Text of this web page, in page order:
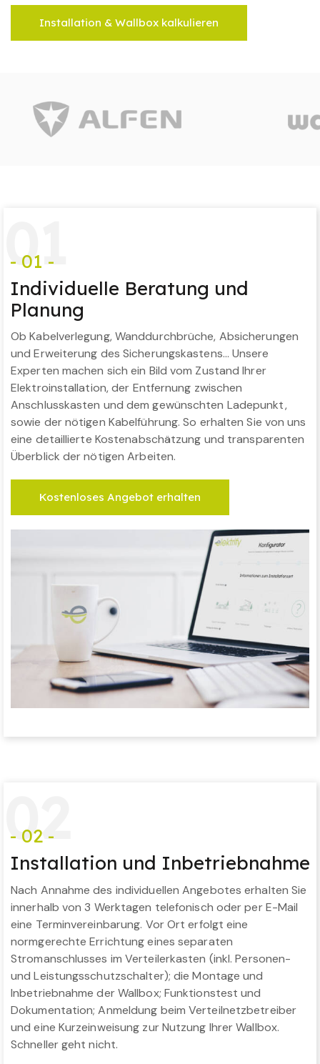
Installation & Wallbox kalkulieren
01
- 01 -
Individuelle Beratung und
Planung
Ob Kabelverlegung, Wanddurchbrüche, Absicherungen
und Erweiterung des Sicherungskastens… Unsere
Experten machen sich ein Bild vom Zustand Ihrer
Elektroinstallation, der Entfernung zwischen
Anschlusskasten und dem gewünschten Ladepunkt,
sowie der nötigen Kabelführung. So erhalten Sie von uns
eine detaillierte Kostenabschätzung und transparenten
Überblick der nötigen Arbeiten.
Kostenloses Angebot erhalten
02
- 02 -
Installation und Inbetriebnahme
Nach Annahme des individuellen Angebotes erhalten Sie
innerhalb von 3 Werktagen telefonisch oder per E-Mail
eine Terminvereinbarung. Vor Ort erfolgt eine
normgerechte Errichtung eines separaten
Stromanschlusses im Verteilerkasten (inkl. Personen-
und Leistungsschutzschalter); die Montage und
Inbetriebnahme der Wallbox; Funktionstest und
Dokumentation; Anmeldung beim Verteilnetzbetreiber
und eine Kurzeinweisung zur Nutzung Ihrer Wallbox.
Schneller geht nicht.